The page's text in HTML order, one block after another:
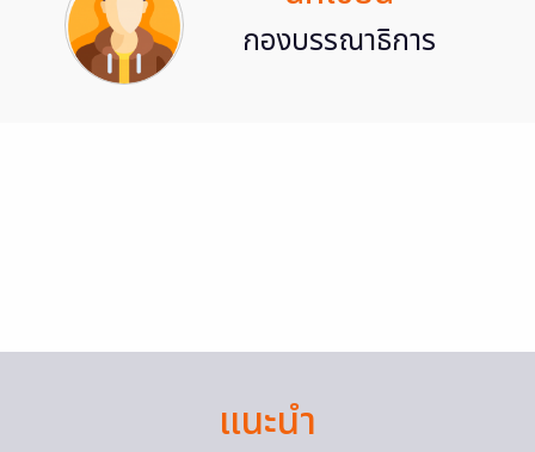
กองบรรณาธิการ
แนะนำ